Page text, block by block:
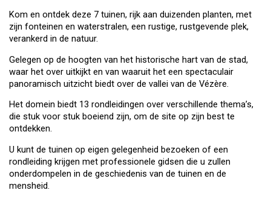
Kom en ontdek deze 7 tuinen, rijk aan duizenden planten, met
zijn fonteinen en waterstralen, een rustige, rustgevende plek,
verankerd in de natuur.
Gelegen op de hoogten van het historische hart van de stad,
waar het over uitkijkt en van waaruit het een spectaculair
panoramisch uitzicht biedt over de vallei van de Vézère.
Het domein biedt 13 rondleidingen over verschillende thema’s,
die stuk voor stuk boeiend zijn, om de site op zijn best te
ontdekken.
U kunt de tuinen op eigen gelegenheid bezoeken of een
rondleiding krijgen met professionele gidsen die u zullen
onderdompelen in de geschiedenis van de tuinen en de
mensheid.